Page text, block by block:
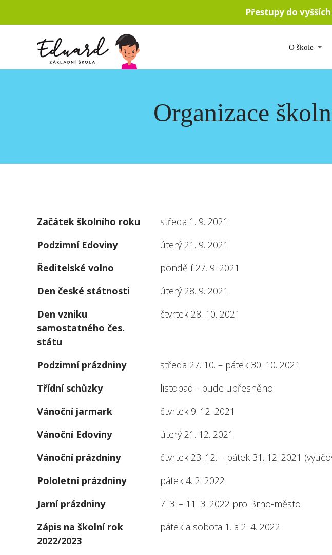
Přestupy do
O škole
Organizace
Začátek školního roku
středa 1. 9. 2021
Podzimní Edoviny
úterý 21. 9. 2021
Ředitelské volno
pondělí 27. 9. 2021
Den české státnosti
úterý 28. 9. 2021
Den vzniku
samostatného čes.
státu
čtvrtek 28. 10. 2021
Podzimní prázdniny
středa 27. 10. – pátek 30. 10. 2021
Třídní schůzky
listopad - bude upřesněno
Vánoční jarmark
čtvrtek 9. 12. 2021
Vánoční Edoviny
úterý 21. 12. 2021
Vánoční prázdniny
čtvrtek 23. 12. – pátek 31. 12. 2021
Pololetní prázdniny
pátek 4. 2. 2022
Jarní prázdniny
7. 3. – 11. 3. 2022 pro Brno-město
Zápis na školní rok
2022/2023
pátek a sobota 1. a 2. 4. 2022